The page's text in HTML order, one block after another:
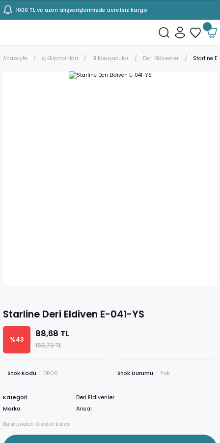
1000 TL ve üzeri alışverişlerinizde ücretsiz kargo
Anasayfa İş Ekipmanları El Koruyucular Deri Eldivenler Starline
Starline Deri Eldiven E-041-YS
%43
88,68 TL
155,73 TL
Stok Kodu DR06 Stok Durumu Yok
Kategori
Deri Eldivenler
Marka
Arısal
Bu üründen 0 adet kaldı.